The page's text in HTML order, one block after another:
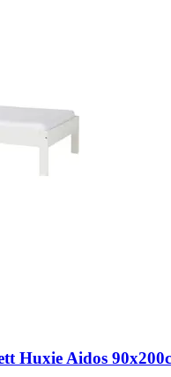
Huxie Aidos